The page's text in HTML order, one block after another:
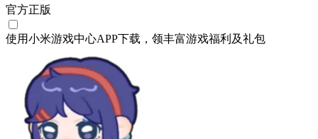
官方正版
使用小米游戏中心APP下载 ，领丰富游戏福利 及礼包